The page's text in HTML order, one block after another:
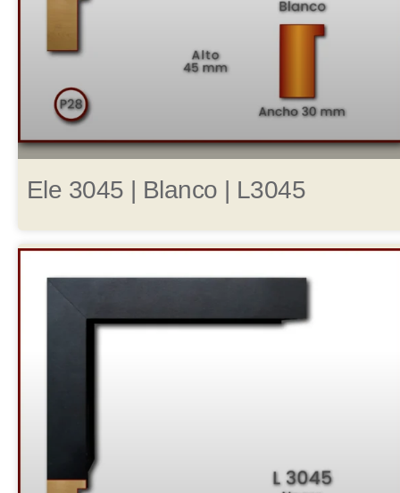
Ele 3045 | Blanco | L3045